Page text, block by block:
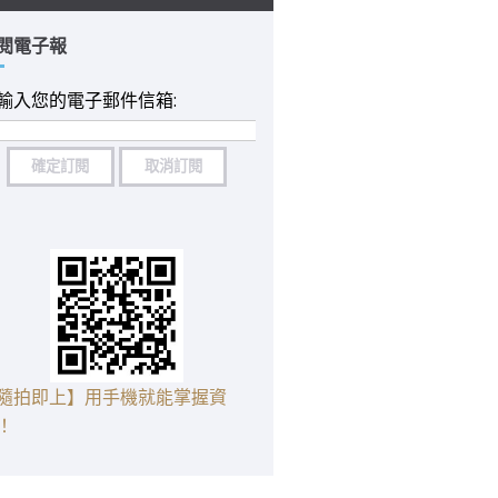
電子報
入您的電子郵件信箱:
隨拍即上】用手機就能掌握資